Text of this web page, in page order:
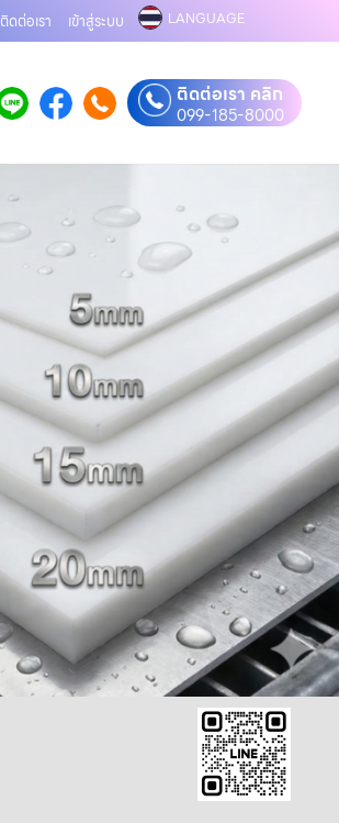
ติดต่อเรา เข้าสู่ระบบ LANGUAGE
ติดต่อเรา คลิก
099-185-8000